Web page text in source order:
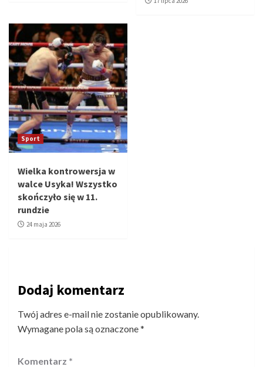
Sport
Wielka kontrowersja w
walce Usyka! Wszystko
skończyło się w 11.
rundzie
24 maja 2026
Dodaj komentarz
Twój adres e-mail nie zostanie opublikowany.
Wymagane pola są oznaczone*
Komentarz *